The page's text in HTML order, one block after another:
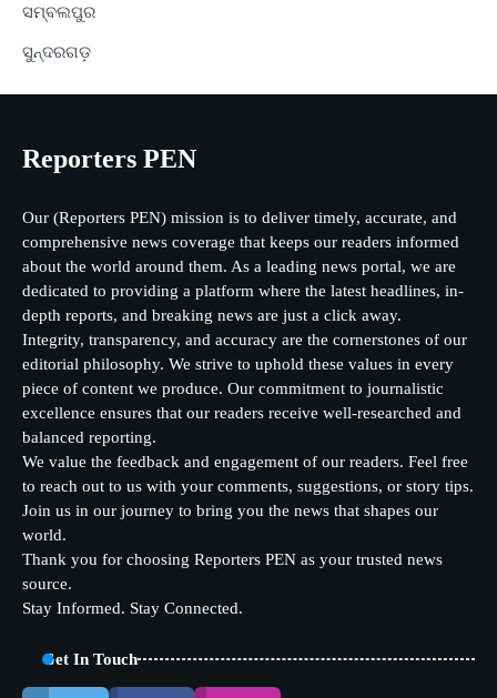
ସମ୍ବଲପୁର
ସୁନ୍ଦରଗଡ଼
Reporters PEN
Our (Reporters PEN) mission is to deliver timely, accurate, and
comprehensive news coverage that keeps our readers informed
about the world around them. As a leading news portal, we are
dedicated to providing a platform where the latest headlines, in-
depth reports, and breaking news are just a click away.
Integrity, transparency, and accuracy are the cornerstones of our
editorial philosophy. We strive to uphold these values in every
piece of content we produce. Our commitment to journalistic
excellence ensures that our readers receive well-researched and
balanced reporting.
We value the feedback and engagement of our readers. Feel free
to reach out to us with your comments, suggestions, or story tips.
Join us in our journey to bring you the news that shapes our
world.
Thank you for choosing Reporters PEN as your trusted news
source.
Stay Informed. Stay Connected.
Get In Touch